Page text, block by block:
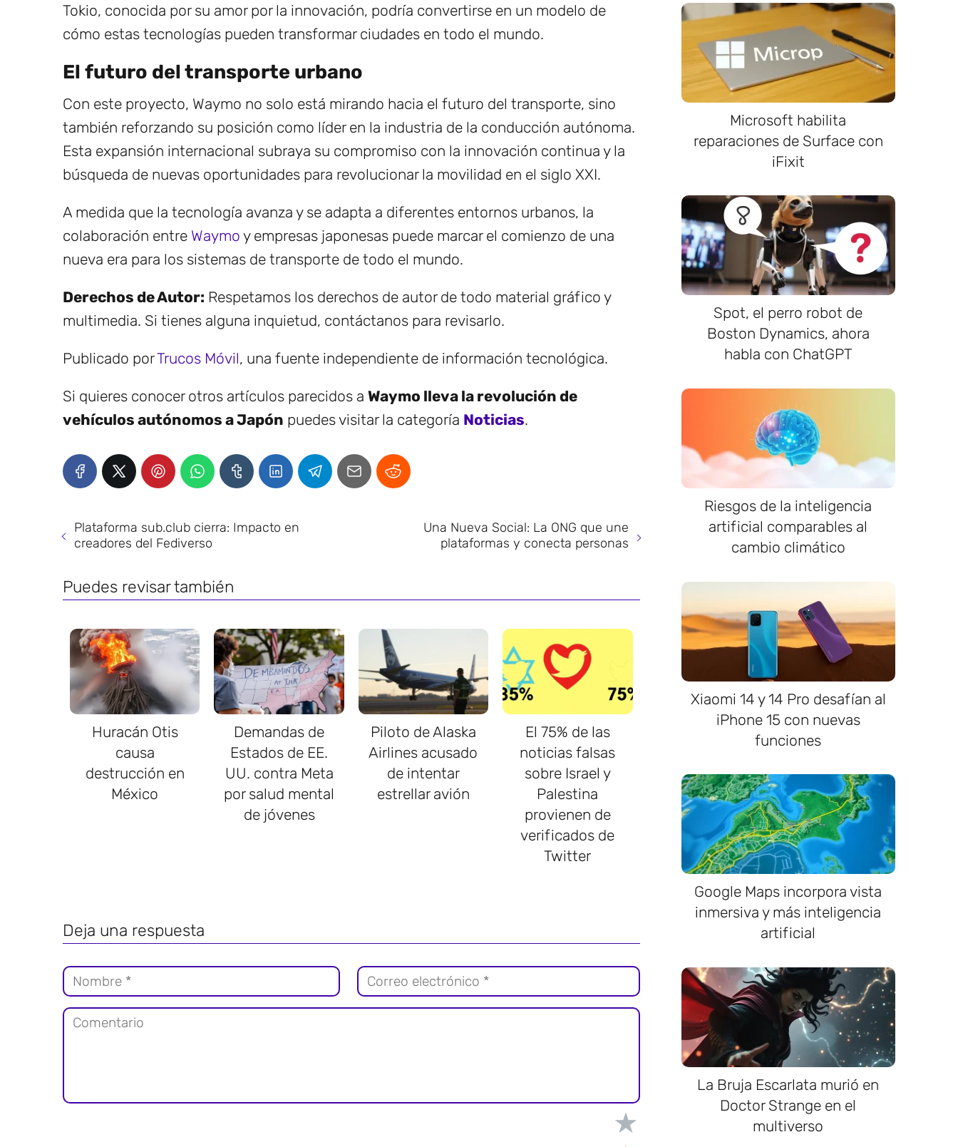
Tokio, conocida por su amor por la innovación, podría convertirse en un modelo de
cómo estas tecnologías pueden transformar ciudades en todo el mundo.
El futuro del transporte urbano
Con este proyecto, Waymo no solo está mirando hacia el futuro del transporte, sino
también reforzando su posición como líder en la industria de la conducción autónoma.
Esta expansión internacional subraya su compromiso con la innovación continua y la
búsqueda de nuevas oportunidades para revolucionar la movilidad en el siglo XXI.
A medida que la tecnología avanza y se adapta a diferentes entornos urbanos, la
colaboración entre Waymo y empresas japonesas puede marcar el comienzo de una
nueva era para los sistemas de transporte de todo el mundo.
Derechos de Autor: Respetamos los derechos de autor de todo material gráfico y
multimedia. Si tienes alguna inquietud, contáctanos para revisarlo.
Publicado porTrucos Móvil, una fuente independiente de información tecnológica.
Si quieres conocer otros artículos parecidos a Waymo lleva la revolución de
vehículos autónomos a Japón puedes visitar la categoría Noticias.
Plataforma sub.club cierra: Impacto en
creadores del Fediverso
Una Nueva Social: La ONG que une
plataformas y conecta personas
Puedes revisar también
Huracán Otis
causa
destrucción en
México
Demandas de
Estados de EE.
UU. contra Meta
por salud mental
de jóvenes
Piloto de Alaska
Airlines acusado
de intentar
estrellar avión
El 75% de las
noticias falsas
sobre Israel y
Palestina
provienen de
verificados de
Twitter
Deja una respuesta
★
Microsoft habilita
reparaciones de Surface con
iFixit
Spot, el perro robot de
Boston Dynamics, ahora
habla con ChatGPT
Riesgos de la inteligencia
artificial comparables al
cambio climático
Xiaomi 14 y 14 Pro desafían al
iPhone 15 con nuevas
funciones
Google Maps incorpora vista
inmersiva y más inteligencia
artificial
La Bruja Escarlata murió en
Doctor Strange en el
multiverso